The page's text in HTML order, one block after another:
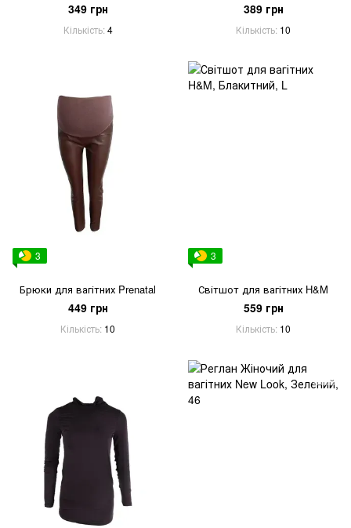
349 грн
Кількість 4
389 грн
Кількість 10
3
Брюки для вагітних Prenatal
449 грн
Кількість 10
3
Світшот для вагітних H&M
559 грн
Кількість 10